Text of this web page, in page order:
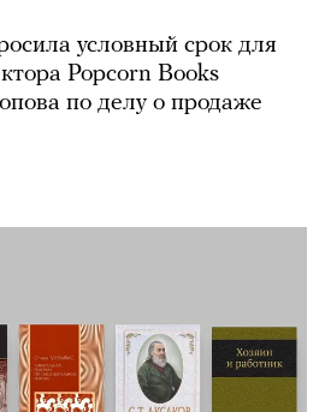
условный срок для
Popcorn Books
по делу о продаже